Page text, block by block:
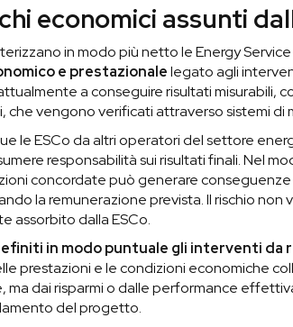
economici assunti
in modo più netto le Energy Service
e prestazionalelegato agli
a conseguire risultati misurabili,
che vengono verificati attraverso sistemi
le ESCo da altri operatori del settore
responsabilità sui risultati finali. Nel
concordate può generare
la remunerazione prevista. Il rischio
assorbito dalla ESCo.
in modo puntuale gli interventi da
prestazioni e le condizioni economiche
dai risparmi o dalle performance
del progetto.